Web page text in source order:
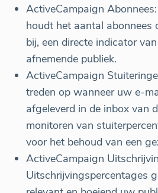
ActiveCampaign
houdt het aantal abonnees
bij, een directe indicator
afnemende publiek.
ActiveCampaign
treden op wanneer uw e-
afgeleverd in de inbox van
monitoren van
voor het behoud van een
ActiveCampaign
Uitschrijvingspercentages